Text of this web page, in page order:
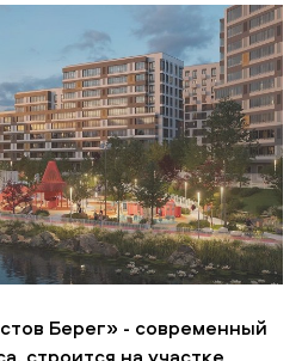
Берег» - современный